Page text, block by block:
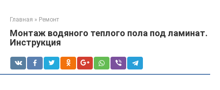
Главная » Ремонт
Монтаж водяного теплого пола под ламинат.
Инструкция